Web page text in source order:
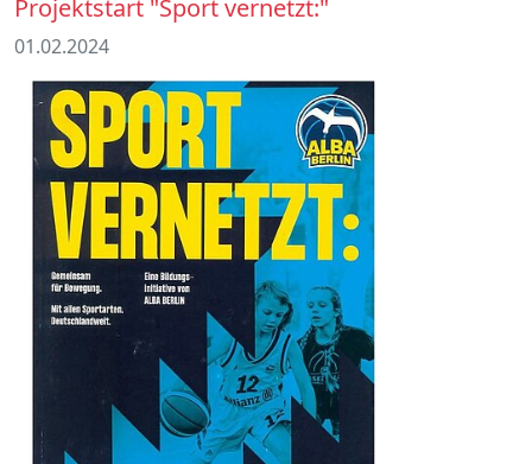
Projektstart "Sport vernetzt:"
01.02.2024